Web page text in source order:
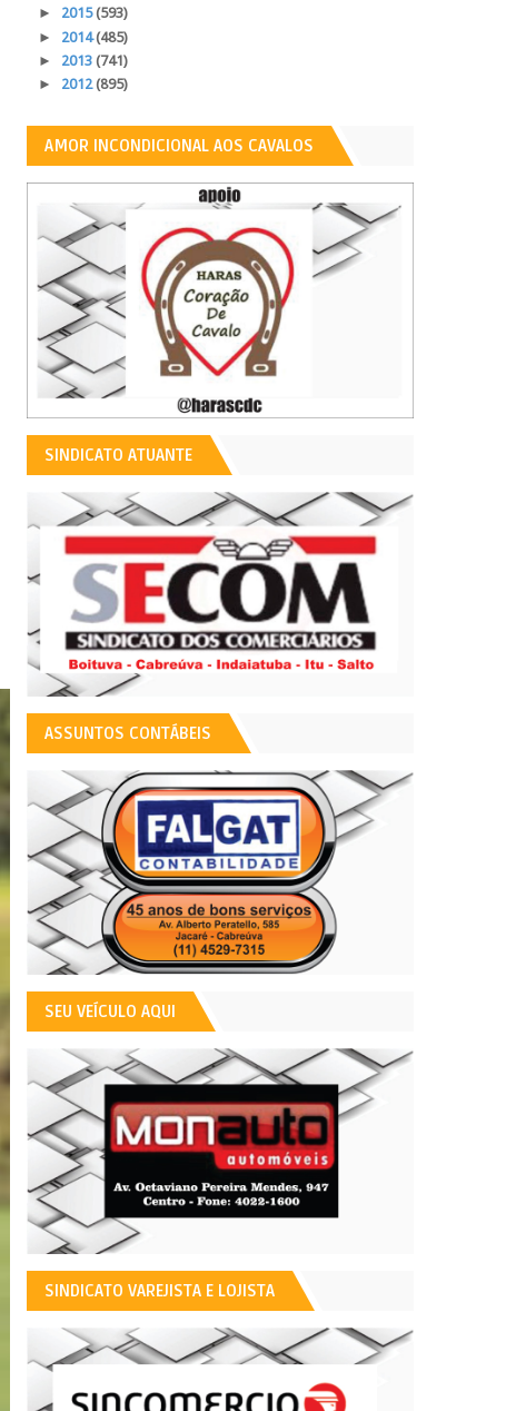
► 2015(593)
► 2014(485)
► 2013 (741)
► 2012(895)
AMOR INCONDICIONAL AOS CAVALOS
SINDICATO ATUANTE
ASSUNTOS CONTÁBEIS
SEU VEÍCULO AQUI
SINDICATO VAREJISTA E LOJISTA